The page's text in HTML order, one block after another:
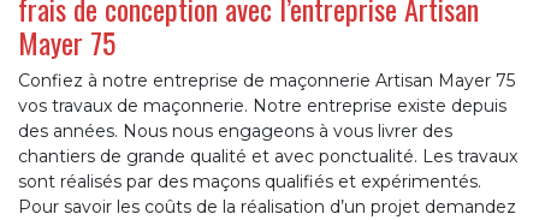
frais de conception avec l’entreprise Artisan
Mayer 75
Confiez à notre entreprise de maçonnerie Artisan Mayer 75
vos travaux de maçonnerie. Notre entreprise existe depuis
des années. Nous nous engageons à vous livrer des
chantiers de grande qualité et avec ponctualité. Les travaux
sont réalisés par des maçons qualifiés et expérimentés.
Pour savoir les coûts de la réalisation d’un projet demandez